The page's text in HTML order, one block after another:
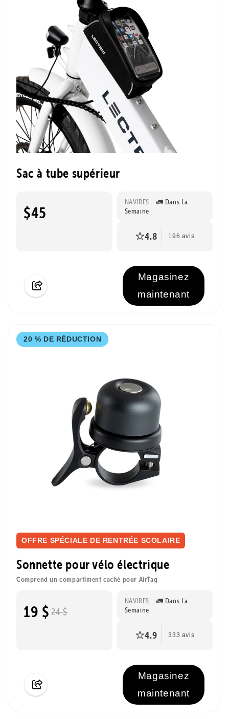
Sac à tube supérieur
$45
NAVIRES : 🚛 Dans La
Semaine
4.8 196 avis
Magasinez
maintenant
20 % DE RÉDUCTION
OFFRE SPÉCIALE DE RENTRÉE SCOLAIRE
Sonnette pour vélo électrique
Comprend un compartiment caché pour AirTag
19 $ 24 $
NAVIRES : 🚛 Dans La
Semaine
4.9 333 avis
Magasinez
maintenant